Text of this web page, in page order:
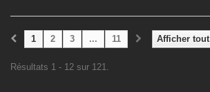
Afficher tout
1 2 3 ... 11
Résultats 1 - 12 sur 121.